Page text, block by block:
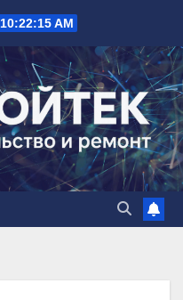
10:22:16 AM